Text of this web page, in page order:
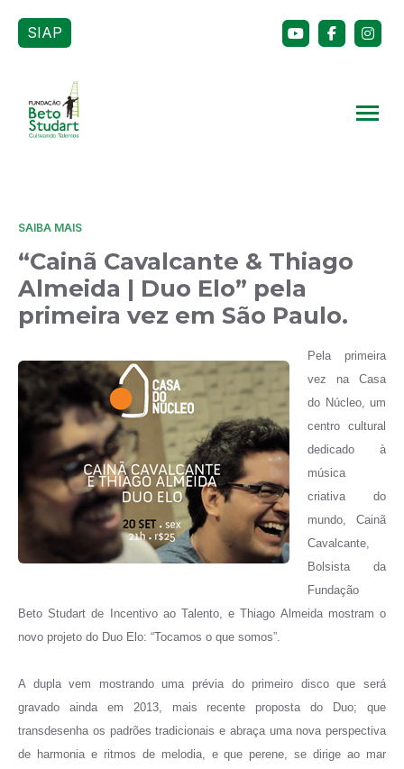
SIAP
SAIBA MAIS
“Cainã Cavalcante & Thiago
Almeida | Duo Elo” pela
primeira vez em São Paulo.
Pela primeira
vez na Casa
do Núcleo, um
centro cultural
dedicado à
música
criativa do
mundo, Cainã
Cavalcante,
Bolsista da
Fundação
Beto Studart de Incentivo ao Talento, e Thiago Almeida mostram o
novo projeto do Duo Elo: “Tocamos o que somos”.
A dupla vem mostrando uma prévia do primeiro disco que será
gravado ainda em 2013, mais recente proposta do Duo; que
transdesenha os padrões tradicionais e abraça uma nova perspectiva
de harmonia e ritmos de melodia, e que perene, se dirige ao mar